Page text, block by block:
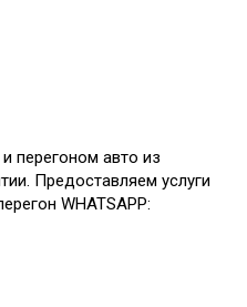
перегоном авто из
Предоставляем услуги
WHATSAPP: